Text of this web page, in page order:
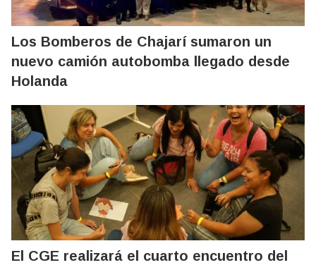
Los Bomberos de Chajarí sumaron un
nuevo camión autobomba llegado desde
Holanda
El CGE realizará el cuarto encuentro del